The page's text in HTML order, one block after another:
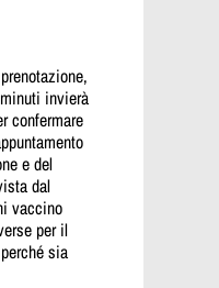
invierà
confermare
e del
dal
vaccino
per il
sia